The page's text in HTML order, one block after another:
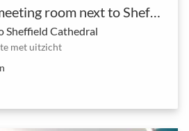
Sheffield Cathedral
met uitzicht